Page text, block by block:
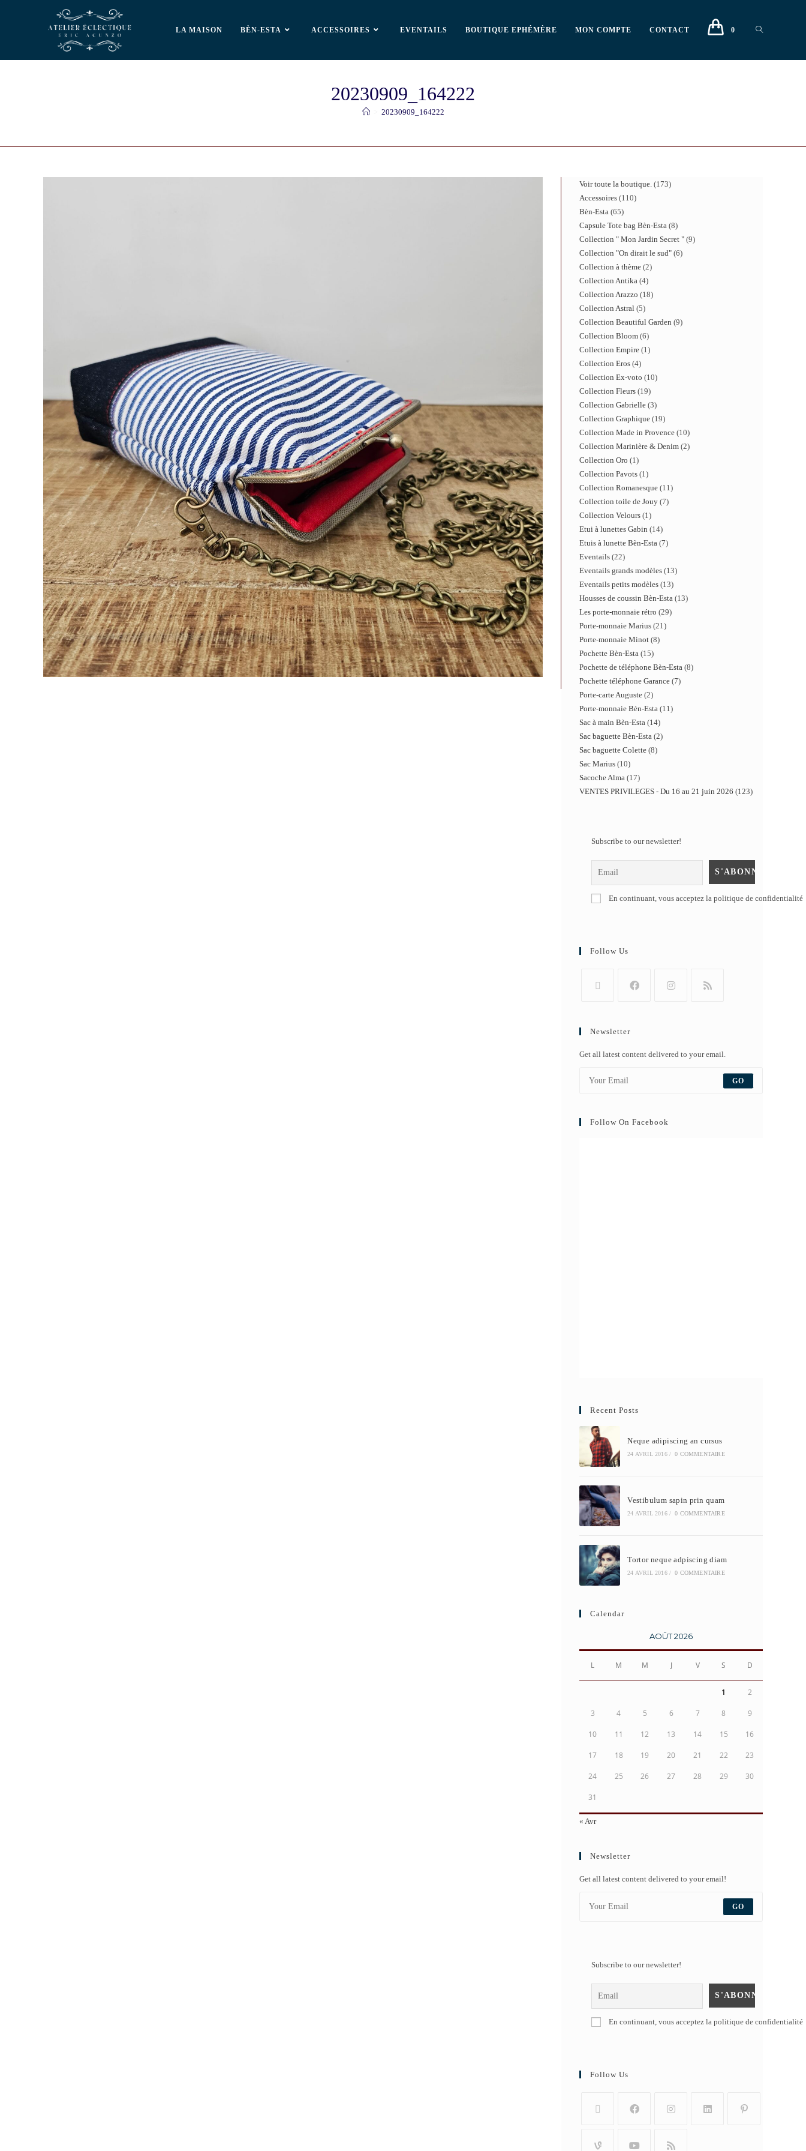
LA MAISON BÈN-ESTA ACCESSOIRES EVENTAILS BOUTIQUE EPHÉMÈRE MON COMPTE CONTACT 0
20230909_164222
20230909_164222
Voir toute la boutique. 173
Accessoires 110
Bèn-Esta 65
Capsule Tote bag Bèn-Esta 8
Collection " Mon Jardin Secret " 9
Collection "On dirait le sud" 6
Collection à thème 2
Collection Antika 4
Collection Arazzo 18
Collection Astral 5
Collection Beautiful Garden 9
Collection Bloom 6
Collection Empire 1
Collection Eros 4
Collection Ex-voto 10
Collection Fleurs 19
Collection Gabrielle 3
Collection Graphique 19
Collection Made in Provence 10
Collection Marinière & Denim 2
Collection Oro 1
Collection Pavots 1
Collection Romanesque 11
Collection toile de Jouy 7
Collection Velours 1
Etui à lunettes Gabin 14
Etuis à lunette Bèn-Esta 7
Eventails 22
Eventails grands modèles 13
Eventails petits modèles 13
Housses de coussin Bèn-Esta 13
Les porte-monnaie rétro 29
Porte-monnaie Marius 21
Porte-monnaie Minot 8
Pochette Bèn-Esta 15
Pochette de téléphone Bèn-Esta 8
Pochette téléphone Garance 7
Porte-carte Auguste 2
Porte-monnaie Bèn-Esta 11
Sac à main Bèn-Esta 14
Sac baguette Bèn-Esta 2
Sac baguette Colette 8
Sac Marius 10
Sacoche Alma 17
VENTES PRIVILEGES - Du 16 au 21 juin 2026 123
Subscribe to our newsletter!
En continuant, vous acceptez la politique de confidentialité
Follow Us
Newsletter
Get all latest content delivered to your email.
GO
Follow On Facebook
Recent Posts
Neque adipiscing an cursus
24 AVRIL 2016 / 0 COMMENTAIRE
Vestibulum sapin prin quam
24 AVRIL 2016 / 0 COMMENTAIRE
Tortor neque adpiscing diam
24 AVRIL 2016 / 0 COMMENTAIRE
Calendar
AOÛT 2026
L M M J V S D
1 2
3 4 5 6 7 8 9
10 11 12 13 14 15 16
17 18 19 20 21 22 23
24 25 26 27 28 29 30
31
« Avr
Newsletter
Get all latest content delivered to your email!
GO
Subscribe to our newsletter!
En continuant, vous acceptez la politique de confidentialité
Follow Us